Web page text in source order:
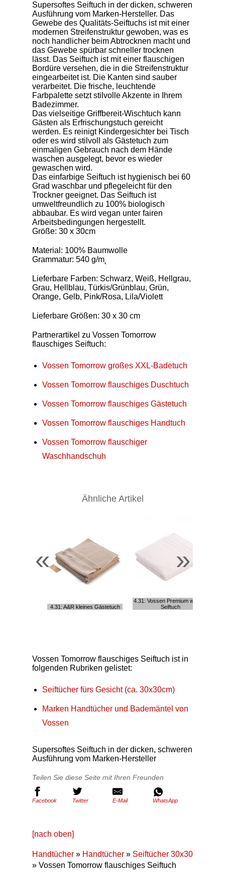
Supersoftes Seiftuch in der dicken, schweren
Ausführung vom Marken-Hersteller. Das
Gewebe des Qualitäts-Seiftuchs ist mit einer
modernen Streifenstruktur gewoben, was es
noch handlicher beim Abtrocknen macht und
das Gewebe spürbar schneller trocknen
lässt. Das Seiftuch ist mit einer flauschigen
Bordüre versehen, die in die Streifenstruktur
eingearbeitet ist. Die Kanten sind sauber
verarbeitet. Die frische, leuchtende
Farbpalette setzt stilvolle Akzente in Ihrem
Badezimmer.
Das vielseitige Griffbereit-Wischtuch kann
Gästen als Erfrischungstuch gereicht
werden. Es reinigt Kindergesichter bei Tisch
oder es wird stilvoll als Gästetuch zum
einmaligen Gebrauch nach dem Hände
waschen ausgelegt, bevor es wieder
gewaschen wird.
Das einfarbige Seiftuch ist hygienisch bei 60
Grad waschbar und pflegeleicht für den
Trockner geeignet. Das Seiftuch ist
umweltfreundlich zu 100% biologisch
abbaubar. Es wird vegan unter fairen
Arbeitsbedingungen hergestellt.
Größe: 30 x 30cm
Material: 100% Baumwolle
Grammatur: 540 g/m˛
Lieferbare Farben: Schwarz, Weiß, Hellgrau,
Grau, Hellblau, Türkis/Grünblau, Grün,
Orange, Gelb, Pink/Rosa, Lila/Violett
Lieferbare Größen: 30 x 30 cm
Partnerartikel zu Vossen Tomorrow
flauschiges Seiftuch:
Vossen Tomorrow großes XXL-Badetuch
Vossen Tomorrow flauschiges Duschtuch
Vossen Tomorrow flauschiges Gästetuch
Vossen Tomorrow flauschiges Handtuch
Vossen Tomorrow flauschiger
Waschhandschuh
Ähnliche Artikel
«
4.31: A&R kleines Gästetuch
4.31: Vossen Premium weißes
Seiftuch
»
Vossen Tomorrow flauschiges Seiftuch ist in
folgenden Rubriken gelistet:
Seiftücher fürs Gesicht (ca. 30x30cm)
Marken Handtücher und Bademäntel von
Vossen
Supersoftes Seiftuch in der dicken, schweren
Ausführung vom Marken-Hersteller
Teilen Sie diese Seite mit Ihren Freunden
Facebook Twitter E-Mail WhatsApp
[nach oben]
Handtücher » Handtücher » Seiftücher 30x30
» Vossen Tomorrow flauschiges Seiftuch